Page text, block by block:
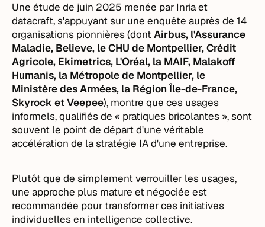
Une étude de juin 2025 menée par Inria et
datacraft, s'appuyant sur une enquête auprès de 14
organisations pionnières (dontAirbus, l'Assurance
Maladie, Believe, le CHU de Montpellier, Crédit
Agricole, Ekimetrics, L'Oréal, la MAIF, Malakoff
Humanis, la Métropole de Montpellier, le
Ministère des Armées, la Région Île-de-France,
Skyrock et Veepee), montre que ces usages
informels, qualifiés de « pratiques bricolantes », sont
souvent le point de départ d'une véritable
accélération de la stratégie IA d'une entreprise.
Plutôt que de simplement verrouiller les usages,
une approche plus mature et négociée est
recommandée pour transformer ces initiatives
individuelles en intelligence collective.